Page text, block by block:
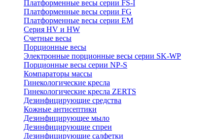
Платформенные весы серии FS-I
Платформенные весы серии FG
Платформенные весы серии EM
Серия HV и HW
Счетные весы
Порционные весы
Электронные порционные весы серии SK-WP
Порционные весы серии NP-S
Компараторы массы
Гинекологические кресла
Гинекологические кресла ZERTS
Дезинфицирующие средства
Кожные антисептики
Дезинфицирующее мыло
Дезинфицирующие спреи
Дезинфицирующие салфетки